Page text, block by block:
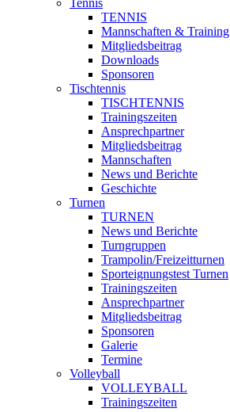
Tennis
TENNIS
Mannschaften & Training
Mitgliedsbeitrag
Downloads
Sponsoren
Tischtennis
TISCHTENNIS
Trainingszeiten
Ansprechpartner
Mitgliedsbeitrag
Mannschaften
News und Berichte
Geschichte
Turnen
TURNEN
News und Berichte
Turngruppen
Trampolin/Freizeitturnen
Sporteignungstest Turnen
Trainingszeiten
Ansprechpartner
Mitgliedsbeitrag
Sponsoren
Galerie
Termine
Volleyball
VOLLEYBALL
Trainingszeiten